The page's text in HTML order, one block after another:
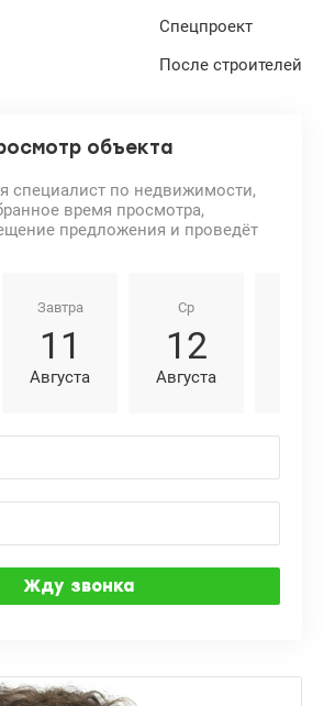
Спецпроект
После строителей
объекта
специалист по недвижимости,
время просмотра,
предложения и проведёт
Завтра
11
Августа
Ср
12
Августа